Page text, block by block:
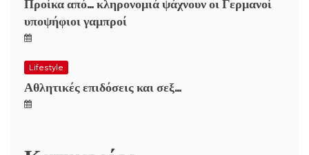
υποψήφιοι γαμπροί
Lifestyle
Αθλητικές επιδόσεις και σεξ…